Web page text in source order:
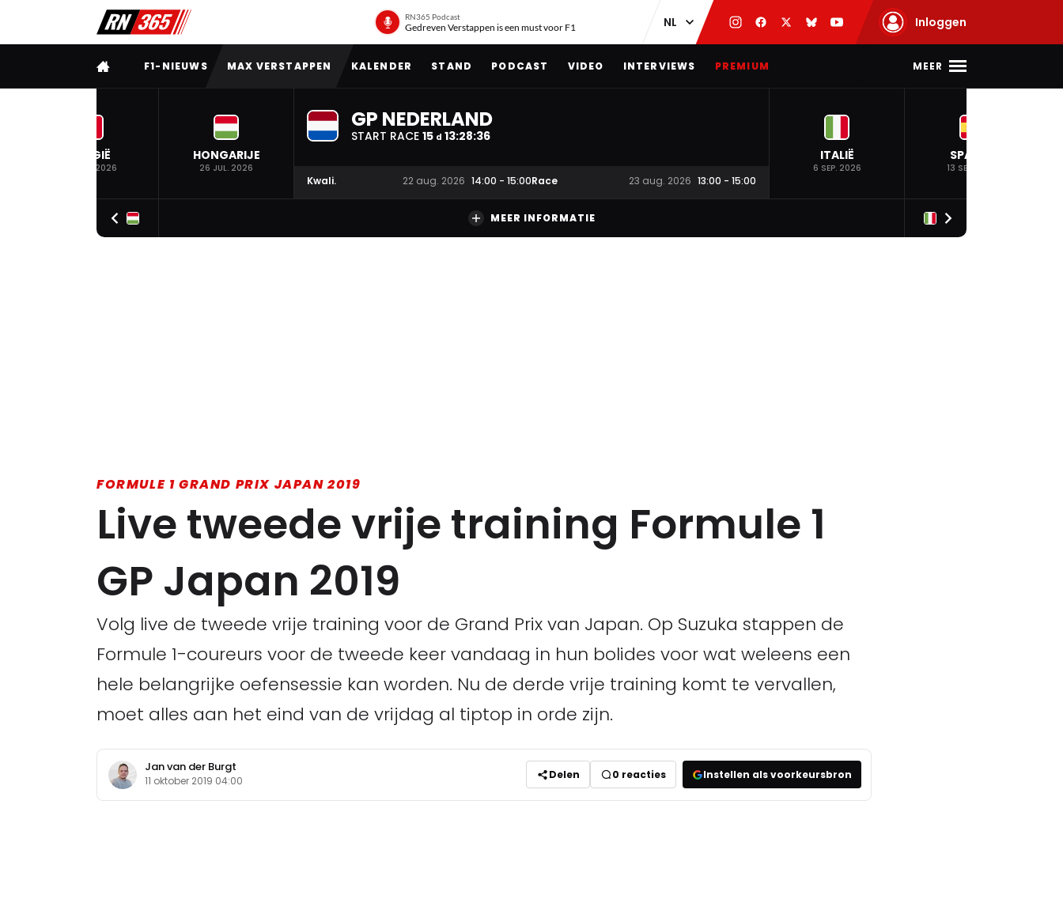
RN365 Podcast
Gedreven Verstappen is een must voor F1 Inloggen
VOLLEDIG MENU
F1-NIEUWS MAX VERSTAPPEN KALENDER STAND PODCAST VIDEO INTERVIEWS PREMIUM MEER
BELGIË
19 JUL. 2026
HONGARIJE
26 JUL. 2026
GP NEDERLAND
START RACE 15 d 13:28:35
Kwali. 22 aug. 2026 14:00 - 15:00Race 23 aug. 2026 13:00 - 15:00
ITALIË
6 SEP. 2026
SPANJE
13 SEP. 2026
MEER INFORMATIE
FORMULE 1 GRAND PRIX JAPAN 2019
Live tweede vrije training Formule 1
GP Japan 2019
Volg live de tweede vrije training voor de Grand Prix van Japan. Op Suzuka stappen de
Formule 1-coureurs voor de tweede keer vandaag in hun bolides voor wat weleens een
hele belangrijke oefensessie kan worden. Nu de derde vrije training komt te vervallen,
moet alles aan het eind van de vrijdag al tiptop in orde zijn.
Jan van der Burgt
11 oktober 2019 04:00 Delen 0 reacties Instellen als voorkeursbron